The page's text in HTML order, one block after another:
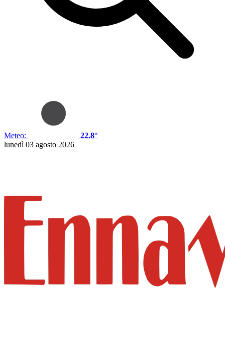
Meteo:
22.8°
lunedì 03 agosto 2026